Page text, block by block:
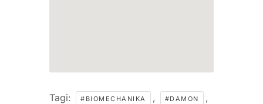
Tagi: #BIOMECHANIKA , #DAMON ,